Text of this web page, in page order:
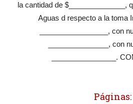
la cantidad de $______________,
Aguas d respecto a la toma
_________________, con
_______________, con
________________.
Páginas: